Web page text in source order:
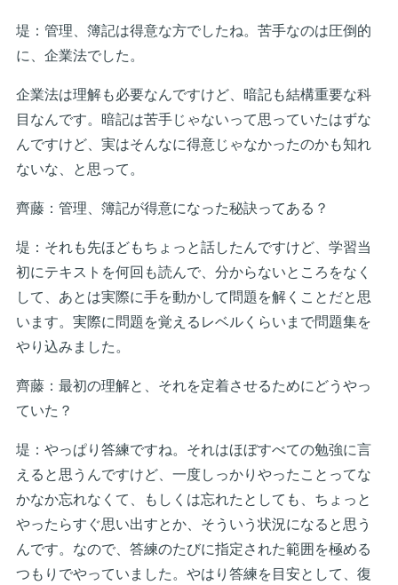
堤：管理、簿記は得意な方でしたね。苦手なのは圧倒的
に、企業法でした。
企業法は理解も必要なんですけど、暗記も結構重要な科
目なんです。暗記は苦手じゃないって思っていたはずな
んですけど、実はそんなに得意じゃなかったのかも知れ
ないな、と思って。
齊藤：管理、簿記が得意になった秘訣ってある？
堤：それも先ほどもちょっと話したんですけど、学習当
初にテキストを何回も読んで、分からないところをなく
して、あとは実際に手を動かして問題を解くことだと思
います。実際に問題を覚えるレベルくらいまで問題集を
やり込みました。
齊藤：最初の理解と、それを定着させるためにどうやっ
ていた？
堤：やっぱり答練ですね。それはほぼすべての勉強に言
えると思うんですけど、一度しっかりやったことってな
かなか忘れなくて、もしくは忘れたとしても、ちょっと
やったらすぐ思い出すとか、そういう状況になると思う
んです。なので、答練のたびに指定された範囲を極める
つもりでやっていました。やはり答練を目安として、復